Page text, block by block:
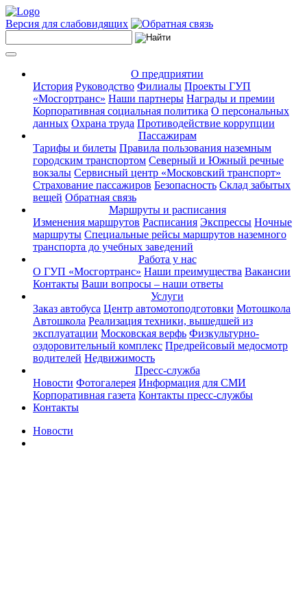
Версия для слабовидящих
О предприятии
История Руководство Филиалы Проекты ГУП
«Мосгортранс» Наши партнеры Награды и премии
Корпоративная социальная политика О персональных
данных Охрана труда Противодействие коррупции
Пассажирам
Тарифы и билеты Правила пользования наземным
городским транспортом Северный и Южный речные
вокзалы Сервисный центр «Московский транспорт»
Страхование пассажиров Безопасность Склад забытых
вещей Обратная связь
Маршруты и расписания
Изменения маршрутов Расписания Экспрессы Ночные
маршруты Специальные рейсы маршрутов наземного
транспорта до учебных заведений
Работа у нас
О ГУП «Мосгортранс» Наши преимущества Вакансии
Контакты Ваши вопросы – наши ответы
Услуги
Заказ автобуса Центр автомотоподготовки Мотошкола
Автошкола Реализация техники, вышедшей из
эксплуатации Московская верфь Физкультурно-
оздоровительный комплекс Предрейсовый медосмотр
водителей Недвижимость
Пресс-служба
Новости Фотогалерея Информация для СМИ
Корпоративная газета Контакты пресс-службы
Контакты
Новости